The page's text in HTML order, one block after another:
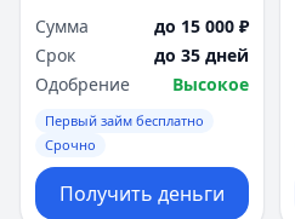
Сумма
до 15 000 ₽
Срок
до 35 дней
Одобрение
Высокое
Первый займ бесплатно
Срочно
Получить деньги